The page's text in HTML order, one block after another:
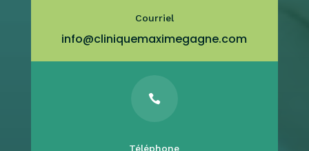
Courriel
info@cliniquemaximegagne.com

Téléphone